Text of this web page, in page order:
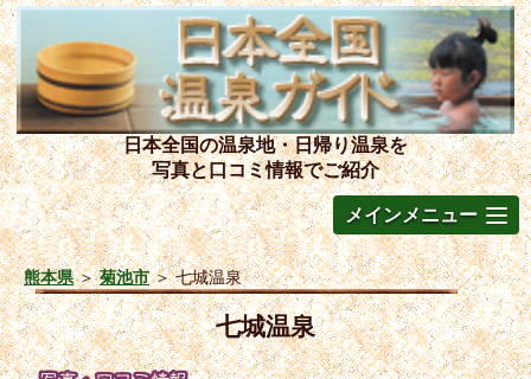
日本全国の温泉地・日帰り温泉を
写真と口コミ情報でご紹介
メインメニュー
熊本県＞菊池市＞七城温泉
七城温泉